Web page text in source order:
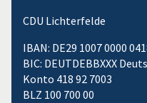
CDU Lichterfelde
IBAN: DE29 1007 0000
BIC: DEUTDEBBXXX
Konto 418 92 7003
BLZ 100 700 00